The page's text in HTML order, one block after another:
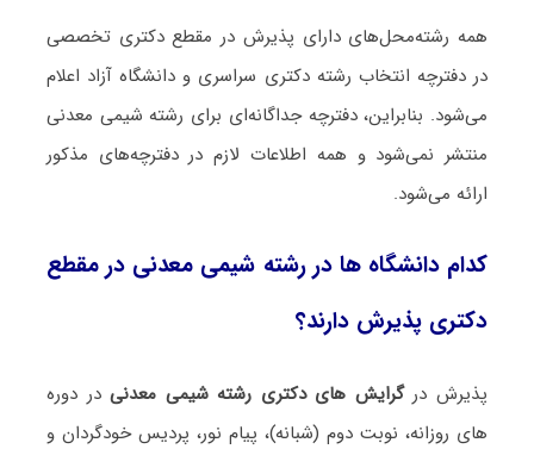
همه رشته‌محل‌های دارای پذیرش در مقطع دکتری تخصصی
در دفترچه انتخاب رشته دکتری سراسری و دانشگاه آزاد اعلام
می‌شود. بنابراین، دفترچه جداگانه‌ای برای رشته شیمی معدنی
منتشر نمی‌شود و همه اطلاعات لازم در دفترچه‌های مذکور
ارائه می‌شود.
کدام دانشگاه ها در رشته شیمی معدنی در مقطع
دکتری پذیرش دارند؟
پذیرش درگرایش های دکتری رشته شیمی معدنیدر دوره
های روزانه، نوبت دوم (شبانه)، پیام نور، پردیس خودگردان و